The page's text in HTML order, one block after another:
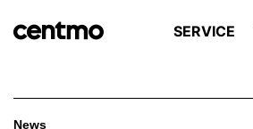
SERVICE
News